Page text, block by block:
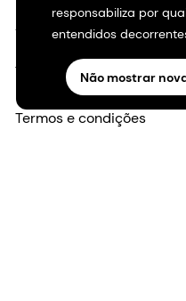
responsabiliza por
entendidos
Não mostrar
Aviso de privacidade
Termos de uso
Termos e condições